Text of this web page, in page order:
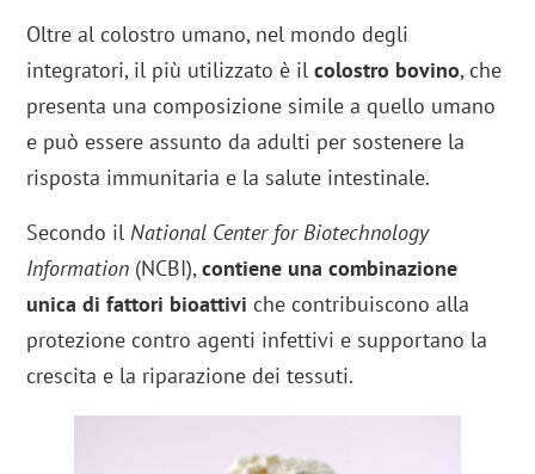
Oltre al colostro umano, nel mondo degli
integratori, il più utilizzato è ilcolostro bovino, che
presenta una composizione simile a quello umano
e può essere assunto da adulti per sostenere la
risposta immunitaria e la salute intestinale.
Secondo ilNational Center for Biotechnology
Information (NCBI),contiene una combinazione
unica di fattori bioattivi che contribuiscono alla
protezione contro agenti infettivi e supportano la
crescita e la riparazione dei tessuti.